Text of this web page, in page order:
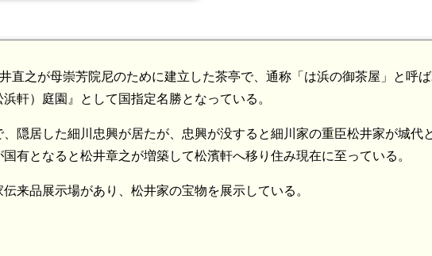
直之が母崇芳院尼のために建立した茶亭で、通称「は浜の御茶屋」と呼
軒）庭園』として国指定名勝となっている。
隠居した細川忠興が居たが、忠興が没すると細川家の重臣松井家が城代
国有となると松井章之が増築して松濱軒へ移り住み現在に至っている。
来品展示場があり、松井家の宝物を展示している。